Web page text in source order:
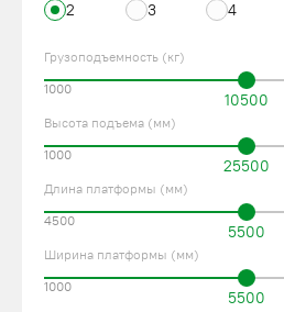
2 3 4
Грузоподъемность (кг)
10500
1000
Высота подъема (мм)
25500
1000
Длина платформы (мм)
5500
4500
Ширина платформы (мм)
5500
1000